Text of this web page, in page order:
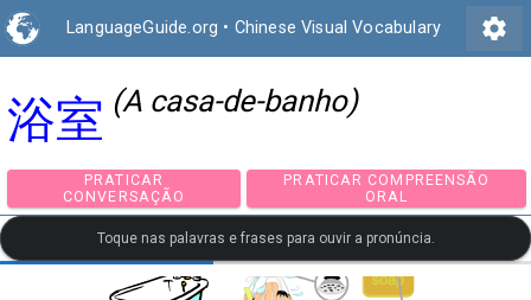
LanguageGuide.org • Chinese Visual Vocabulary settings
浴室 (A casa-de-banho)
PRATICAR
PRATICAR
Toque nas palavras e frases para ouvir a pronúncia.